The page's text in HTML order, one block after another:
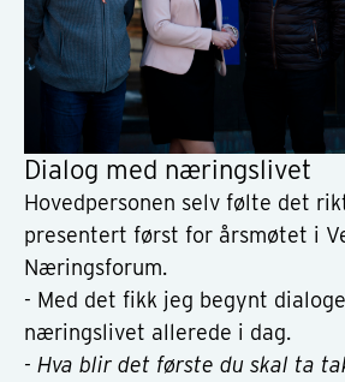
Dialog med næringslivet
Hovedpersonen selv følte det
presentert først for årsmøtet i
Næringsforum.
- Med det fikk jeg begynt
næringslivet allerede i dag.
- Hva blir det første du skal ta